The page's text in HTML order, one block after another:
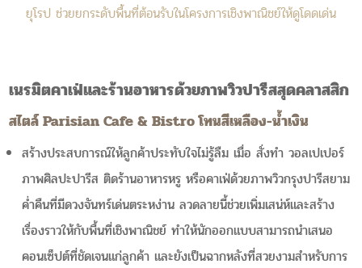
ยุโรป ช่วยยกระดับพื้นที่ต้อนรับในโครงการเชิงพาณิชย์ให้ดูโดดเด่น
เนรมิตคาเฟ่และร้านอาหารด้วยภาพวิวปารีสสุดคลาสสิก
สไตล์ Parisian Cafe & Bistro โทนสีเหลือง-น้ำเงิน
สร้างประสบการณ์ให้ลูกค้าประทับใจไม่รู้ลืม เมื่อ สั่งทำ วอลเปเปอร์
ภาพศิลปะปารีส ติดร้านอาหารหรู หรือคาเฟ่ด้วยภาพวิวกรุงปารีสยาม
ค่ำคืนที่มีดวงจันทร์เด่นตระหง่าน ลวดลายนี้ช่วยเพิ่มเสน่ห์และสร้าง
เรื่องราวให้กับพื้นที่เชิงพาณิชย์ ทำให้นักออกแบบสามารถนำเสนอ
คอนเซ็ปต์ที่ชัดเจนแก่ลูกค้า และยังเป็นฉากหลังที่สวยงามสำหรับการ